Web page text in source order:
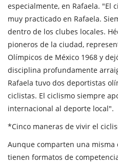
especialmente, en Rafaela. "El
muy practicado en Rafaela.
dentro de los clubes locales.
pioneros de la ciudad,
Olímpicos de México 1968 y
disciplina profundamente
Rafaela tuvo dos deportistas
ciclistas. El ciclismo siempre
internacional al deporte local".
*Cinco maneras de vivir el
Aunque comparten una misma
tienen formatos de